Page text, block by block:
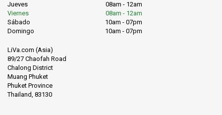
Jueves
08am - 12am
Viernes
08am - 12am
Sábado
10am - 07pm
Domingo
10am - 07pm
LiVa.com (Asia)
89/27 Chaofah Road
Chalong District
Muang Phuket
Phuket Province
Thailand, 83130